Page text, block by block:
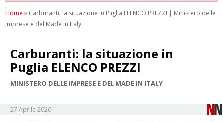
Home » Carburanti: la situazione in Puglia ELENCO PREZZI | Ministero delle
Imprese e del Made in Italy
Carburanti: la situazione in
Puglia ELENCO PREZZI
MINISTERO DELLE IMPRESE E DEL MADE IN ITALY
27 Aprile 2026